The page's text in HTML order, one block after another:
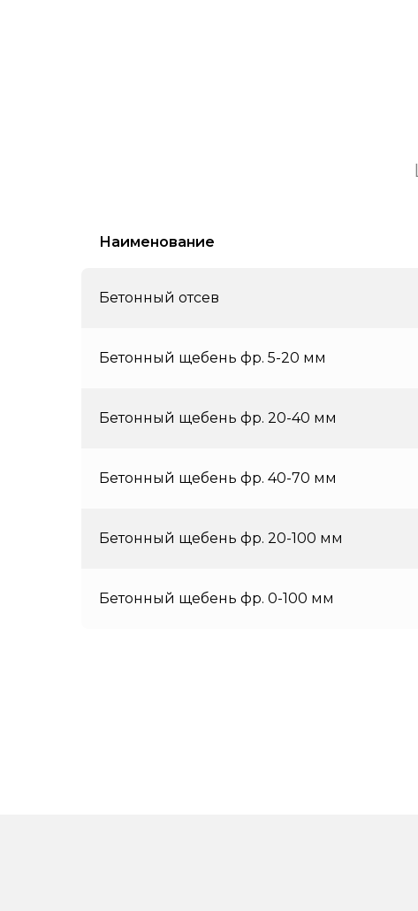
Наименование
Бетонный отсев
Бетонный щебень фр. 5-20 мм
Бетонный щебень фр. 20-40 мм
Бетонный щебень фр. 40-70 мм
Бетонный щебень фр. 20-100 мм
Бетонный щебень фр. 0-100 мм